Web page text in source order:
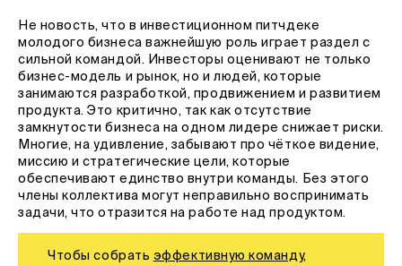
Не новость, что в инвестиционном питчдеке
молодого бизнеса важнейшую роль играет раздел с
сильной командой. Инвесторы оценивают не только
бизнес-модель и рынок, но и людей, которые
занимаются разработкой, продвижением и развитием
продукта. Это критично, так как отсутствие
замкнутости бизнеса на одном лидере снижает риски.
Многие, на удивление, забывают про чёткое видение,
миссию и стратегические цели, которые
обеспечивают единство внутри команды. Без этого
члены коллектива могут неправильно воспринимать
задачи, что отразится на работе над продуктом.
Чтобы собрать эффективную команду,